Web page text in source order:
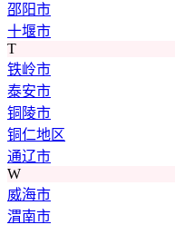
邵阳市
十堰市
T
铁岭市
泰安市
铜陵市
铜仁地区
通辽市
W
威海市
渭南市